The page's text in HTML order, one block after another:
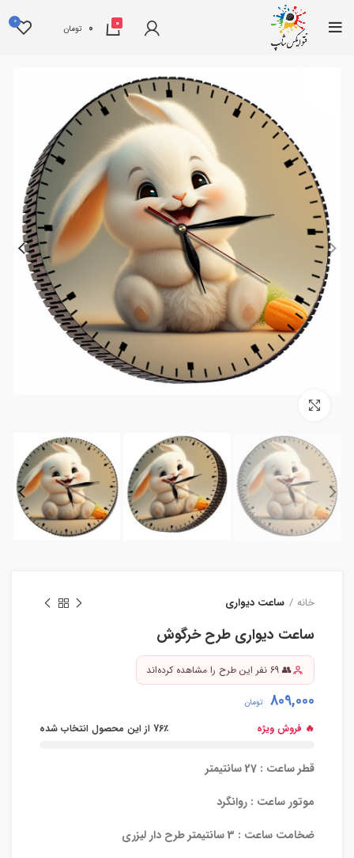
0
0 تومان
0
خانه ساعت دیواری
ساعت دیواری طرح خرگوش
👥 69 نفر این طرح را مشاهده کرده‌اند
809,000 تومان
🔥 فروش ویژه 76٪ از این محصول انتخاب شده
قطر ساعت : 27 سانتیمتر
موتور ساعت : روانگرد
ضخامت ساعت : 3 سانتیمتر طرح دار لیزری